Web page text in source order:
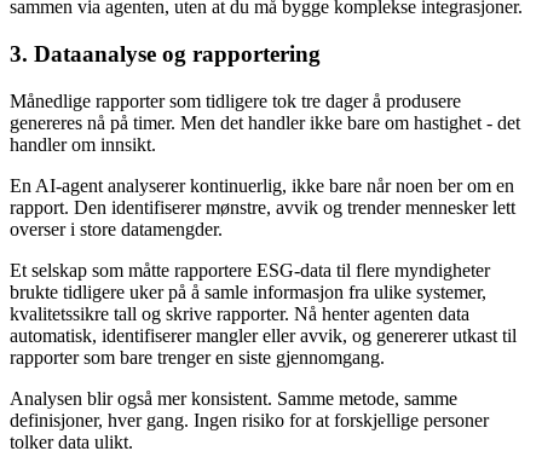
sammen via agenten, uten at du må bygge komplekse integrasjoner.
3. Dataanalyse og rapportering
Månedlige rapporter som tidligere tok tre dager å produsere
genereres nå på timer. Men det handler ikke bare om hastighet - det
handler om innsikt.
En AI-agent analyserer kontinuerlig, ikke bare når noen ber om en
rapport. Den identifiserer mønstre, avvik og trender mennesker lett
overser i store datamengder.
Et selskap som måtte rapportere ESG-data til flere myndigheter
brukte tidligere uker på å samle informasjon fra ulike systemer,
kvalitetssikre tall og skrive rapporter. Nå henter agenten data
automatisk, identifiserer mangler eller avvik, og genererer utkast til
rapporter som bare trenger en siste gjennomgang.
Analysen blir også mer konsistent. Samme metode, samme
definisjoner, hver gang. Ingen risiko for at forskjellige personer
tolker data ulikt.